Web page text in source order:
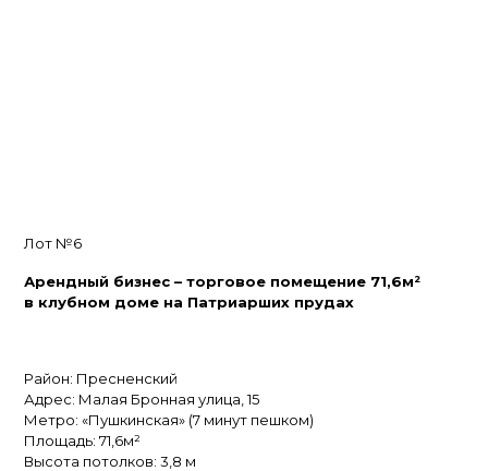
Лот №6
Арендный бизнес – торговое помещение 71,6м²
в клубном доме на Патриарших прудах
Район: Пресненский
Адрес: Малая Бронная улица, 15
Метро: «Пушкинская» (7 минут пешком)
Площадь: 71,6м²
Высота потолков: 3,8 м